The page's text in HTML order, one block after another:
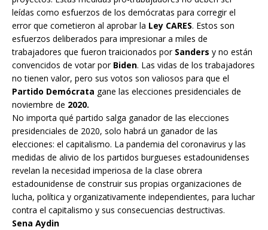
leídas como esfuerzos de los demócratas para corregir el
error que cometieron al aprobar la Ley CARES. Estos son
esfuerzos deliberados para impresionar a miles de
trabajadores que fueron traicionados por Sanders y no están
convencidos de votar por Biden. Las vidas de los trabajadores
no tienen valor, pero sus votos son valiosos para que el
Partido Demócrata gane las elecciones presidenciales de
noviembre de 2020.
No importa qué partido salga ganador de las elecciones
presidenciales de 2020, solo habrá un ganador de las
elecciones: el capitalismo. La pandemia del coronavirus y las
medidas de alivio de los partidos burgueses estadounidenses
revelan la necesidad imperiosa de la clase obrera
estadounidense de construir sus propias organizaciones de
lucha, política y organizativamente independientes, para luchar
contra el capitalismo y sus consecuencias destructivas.
Sena Aydin